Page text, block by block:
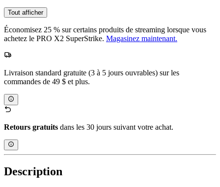
Tout afficher
Économisez 25 % sur certains produits de streaming lorsque vous
achetez le PRO X2 SuperStrike. Magasinez maintenant.
Livraison standard gratuite (3 à 5 jours ouvrables) sur les
commandes de 49 $ et plus.
Retours gratuits dans les 30 jours suivant votre achat.
Description